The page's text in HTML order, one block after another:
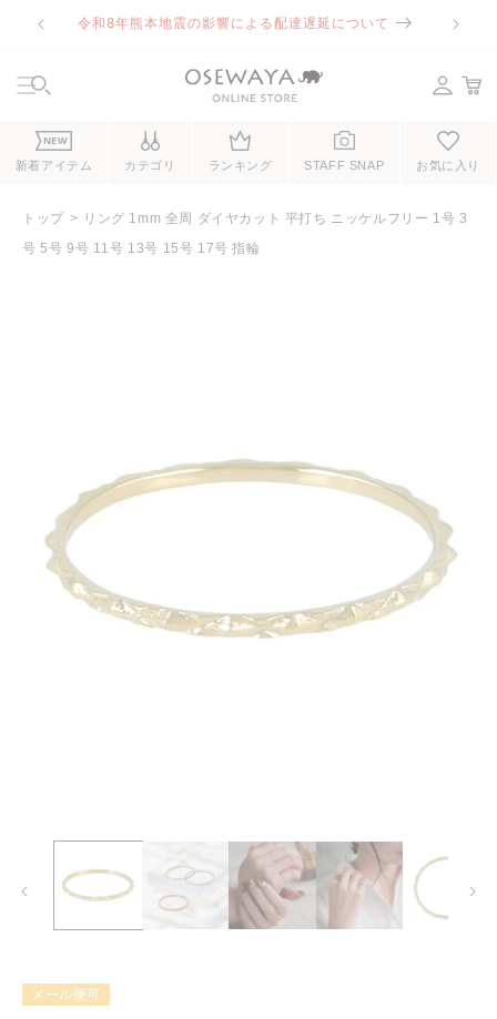
ンツに令和8年熊本地震の影響による配達遅延について
NEW
新着アイテム カテゴリ ランキング STAFF SNAP お気に入り
トップ
リング 1mm 全周 ダイヤカット 平打ち ニッケルフリー 1号 3
号 5号 9号 11号 13号 15号 17号 指輪
メール便可